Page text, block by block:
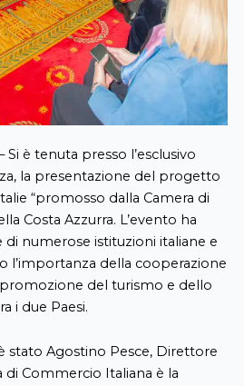
Si è tenuta presso l’esclusivo
la presentazione del progetto
“promosso dalla Camera di
Costa Azzurra. L’evento ha
numerose istituzioni italiane e
l’importanza della cooperazione
del turismo e dello
i due Paesi.
stato Agostino Pesce, Direttore
di Commercio Italiana è la